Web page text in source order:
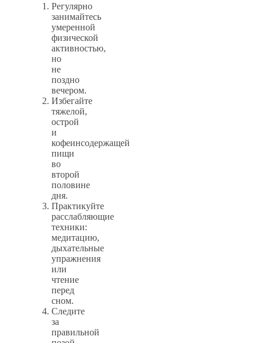
Регулярно
занимайтесь
умеренной
физической
активностью,
но
не
поздно
вечером.
Избегайте
тяжелой,
острой
и
кофеинсодержащей
пищи
во
второй
половине
дня.
Практикуйте
расслабляющие
техники:
медитацию,
дыхательные
упражнения
или
чтение
перед
сном.
Следите
за
правильной